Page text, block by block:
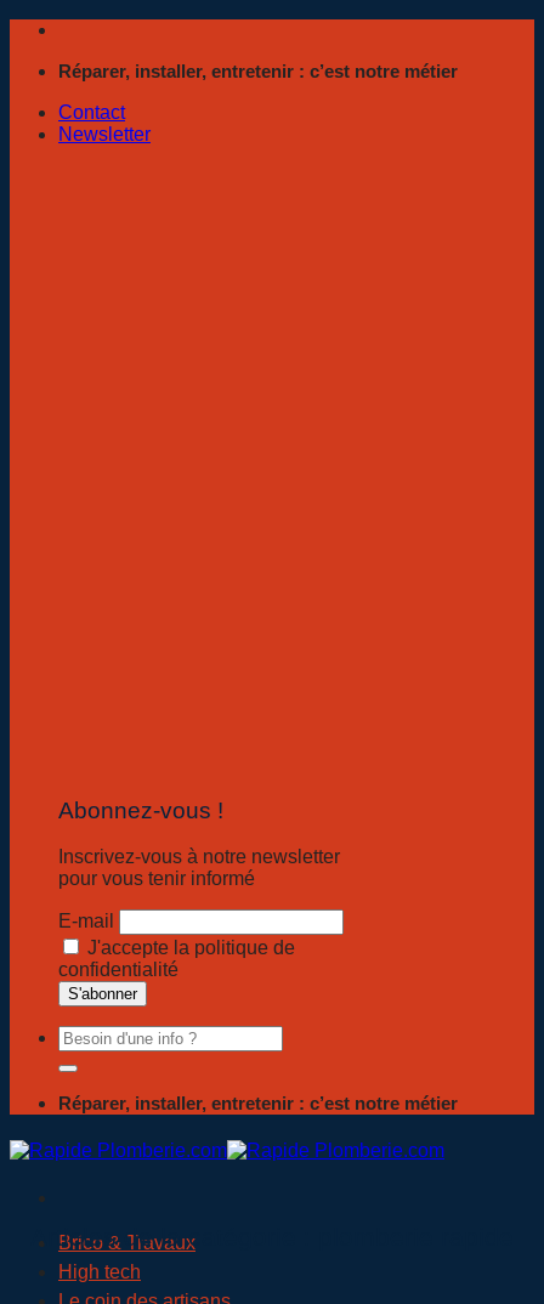
Passer
contenuRéparer, installer, entretenir : c’est notre métier
Contact
Newsletter
Abonnez-vous !
Inscrivez-vous à notre newsletter
pour vous tenir informé
E-mail
J'accepte la politique de
confidentialité
Réparer, installer, entretenir : c’est notre métier
Brico & Travaux
High tech